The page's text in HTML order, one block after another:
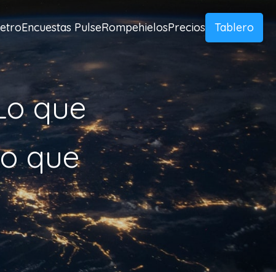
Encuestas PulseRompehielosPrecios Tablero
que
que